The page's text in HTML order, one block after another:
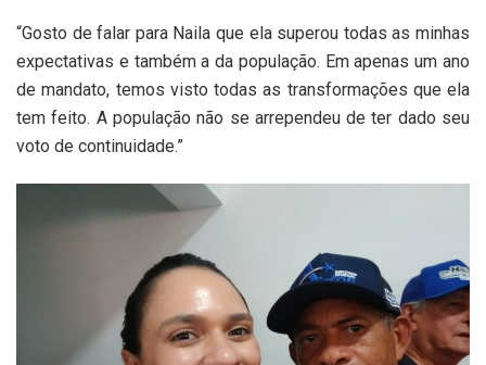
“Gosto de falar para Naila que ela superou todas as minhas
expectativas e também a da população. Em apenas um ano
de mandato, temos visto todas as transformações que ela
tem feito. A população não se arrependeu de ter dado seu
voto de continuidade.”